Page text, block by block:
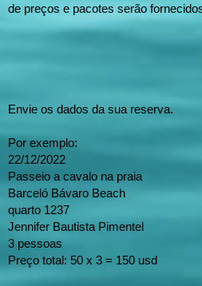
de preços e pacotes serão
Envie os dados da sua reserva.
Por exemplo:
22/12/2022
Passeio a cavalo na praia
Barceló Bávaro Beach
quarto 1237
Jennifer Bautista Pimentel
3 pessoas
Preço total: 50 x 3 = 150 usd